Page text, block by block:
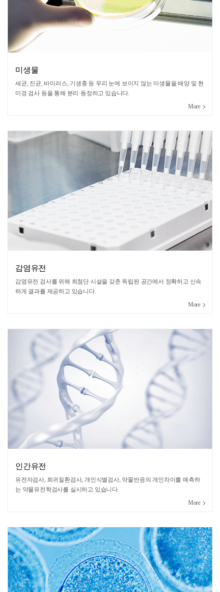
미생물
세균, 진균, 바이러스, 기생충 등 우리 눈에 보이지 않는 미생물을 배양 및 현
미경 검사 등을 통해 분리·동정하고 있습니다.
More
감염유전
감염유전 검사를 위해 최첨단 시설을 갖춘 독립된 공간에서 정확하고 신속
하게 결과를 제공하고 있습니다.
More
인간유전
유전자검사, 희귀질환검사, 개인식별검사, 약물반응의 개인차이를 예측하
는 약물유전학검사를 실시하고 있습니다.
More